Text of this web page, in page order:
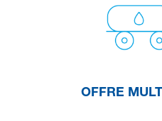
OFFRE